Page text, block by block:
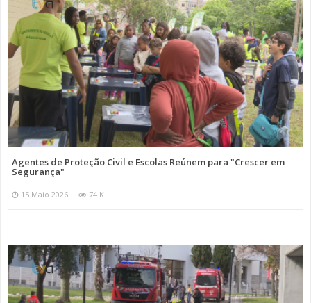
Agentes de Proteção Civil e Escolas Reúnem para "Crescer em
Segurança"
15 Maio 2026 74 K